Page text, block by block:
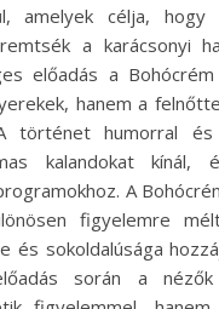
amelyek célja, hogy
a karácsonyi
előadás a
hanem a
történet humorral és
kalandokat kínál,
A
figyelemre
és sokoldalúsága
során a